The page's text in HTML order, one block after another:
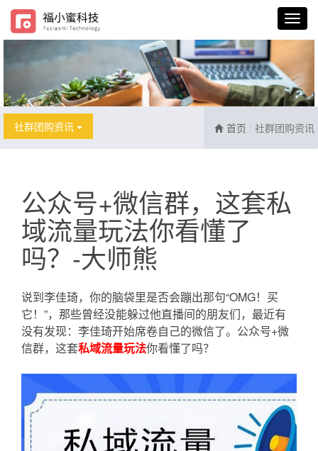
社群团购资讯 首页 社群团购资讯
公众号+微信群，这套私
域流量玩法你看懂了
吗？-大师熊
说到李佳琦，你的脑袋里是否会蹦出那句“OMG！买
它！”，那些曾经没能躲过他直播间的朋友们，最近有
没有发现：李佳琦开始席卷自己的微信了。公众号+微
信群，这套私域流量玩法你看懂了吗？